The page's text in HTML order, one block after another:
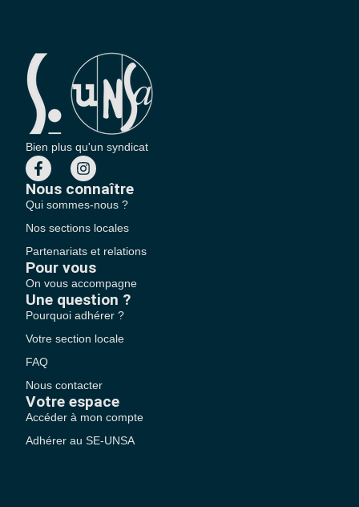
Bien plus qu'un syndicat
Nous connaître
Qui sommes-nous ?
Nos sections locales
Partenariats et relations
Pour vous
On vous accompagne
Une question ?
Pourquoi adhérer ?
Votre section locale
FAQ
Nous contacter
Votre espace
Accéder à mon compte
Adhérer au SE-UNSA